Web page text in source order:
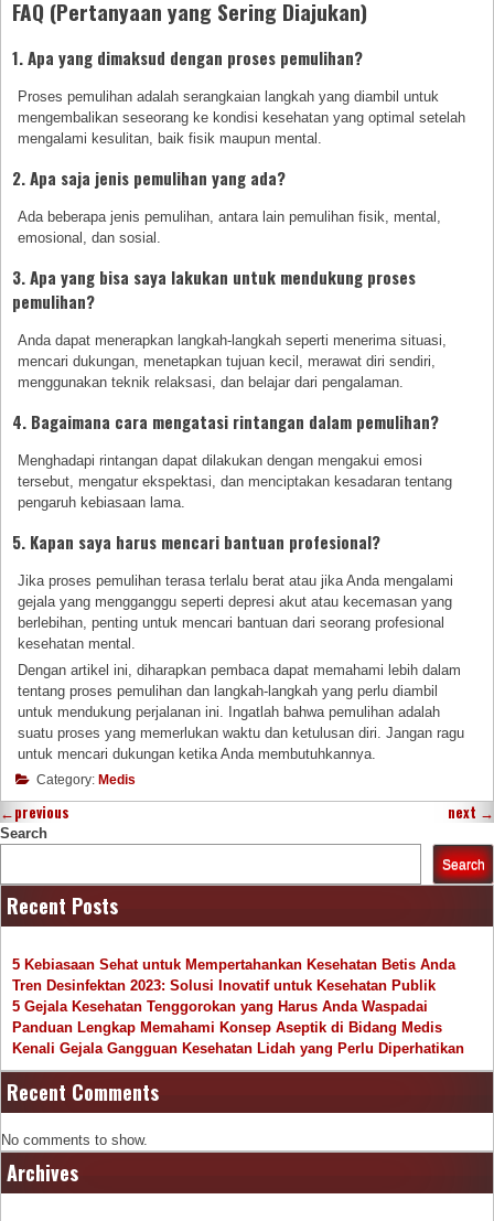
FAQ (Pertanyaan yang Sering Diajukan)
1. Apa yang dimaksud dengan proses pemulihan?
Proses pemulihan adalah serangkaian langkah yang diambil untuk
mengembalikan seseorang ke kondisi kesehatan yang optimal setelah
mengalami kesulitan, baik fisik maupun mental.
2. Apa saja jenis pemulihan yang ada?
Ada beberapa jenis pemulihan, antara lain pemulihan fisik, mental,
emosional, dan sosial.
3. Apa yang bisa saya lakukan untuk mendukung proses
pemulihan?
Anda dapat menerapkan langkah-langkah seperti menerima situasi,
mencari dukungan, menetapkan tujuan kecil, merawat diri sendiri,
menggunakan teknik relaksasi, dan belajar dari pengalaman.
4. Bagaimana cara mengatasi rintangan dalam pemulihan?
Menghadapi rintangan dapat dilakukan dengan mengakui emosi
tersebut, mengatur ekspektasi, dan menciptakan kesadaran tentang
pengaruh kebiasaan lama.
5. Kapan saya harus mencari bantuan profesional?
Jika proses pemulihan terasa terlalu berat atau jika Anda mengalami
gejala yang mengganggu seperti depresi akut atau kecemasan yang
berlebihan, penting untuk mencari bantuan dari seorang profesional
kesehatan mental.
Dengan artikel ini, diharapkan pembaca dapat memahami lebih dalam
tentang proses pemulihan dan langkah-langkah yang perlu diambil
untuk mendukung perjalanan ini. Ingatlah bahwa pemulihan adalah
suatu proses yang memerlukan waktu dan ketulusan diri. Jangan ragu
untuk mencari dukungan ketika Anda membutuhkannya.
Category: Medis
←previous next →
Search
Search
Recent Posts
5 Kebiasaan Sehat untuk Mempertahankan Kesehatan Betis Anda
Tren Desinfektan 2023: Solusi Inovatif untuk Kesehatan Publik
5 Gejala Kesehatan Tenggorokan yang Harus Anda Waspadai
Panduan Lengkap Memahami Konsep Aseptik di Bidang Medis
Kenali Gejala Gangguan Kesehatan Lidah yang Perlu Diperhatikan
Recent Comments
No comments to show.
Archives